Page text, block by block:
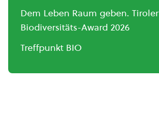
Dem Leben Raum geben. Tiroler
Biodiversitäts-Award 2026
Treffpunkt BIO